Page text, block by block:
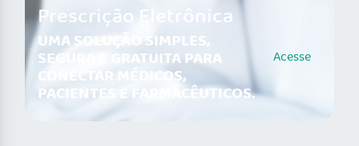
Prescrição Eletrônica
UMA SOLUÇÃO SIMPLES,
SEGURA E GRATUITA PARA
CONECTAR MÉDICOS,
PACIENTES E FARMACÊUTICOS.
Acesse